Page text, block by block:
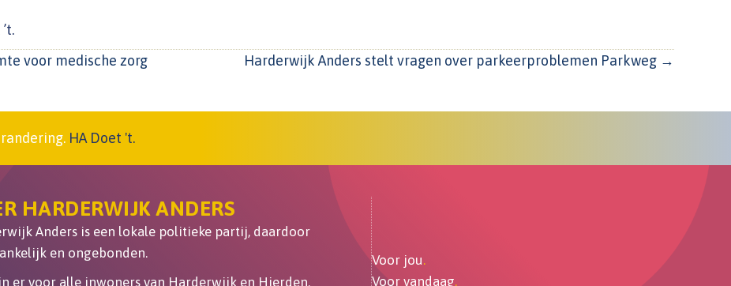
voor medische zorg Harderwijk Anders stelt vragen over parkeerproblemen Parkweg →
HA Doet 't.
HARDERWIJK ANDERS
Anders is een lokale politieke partij, daardoor
en ongebonden.
er voor alle inwoners van Harderwijk en Hierden,
Voor jou.
Voor vandaag.